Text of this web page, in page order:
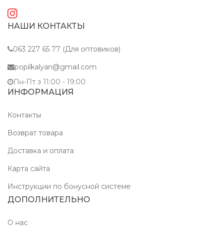
НАШИ КОНТАКТЫ
063 227 65 77 (Для оптовиков)
popilkalyan@gmail.com
Пн-Пт з 11:00 - 19:00
ИНФОРМАЦИЯ
Контакты
Возврат товара
Доставка и оплата
Карта сайта
Инструкции по бонусной системе
ДОПОЛНИТЕЛЬНО
О нас